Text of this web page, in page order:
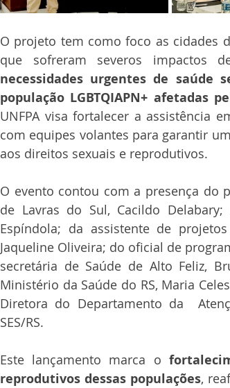
O projeto tem como foco as cidades
que sofreram severos impactos
necessidades urgentes de saúde
população LGBTQIAPN+ afetadas
UNFPA visa fortalecer a assistência
com equipes volantes para garantir
aos direitos sexuais e reprodutivos.
O evento contou com a presença do
de Lavras do Sul, Cacildo Delabary;
Espíndola; da assistente de
Jaqueline Oliveira; do oficial de
secretária de Saúde de Alto Feliz,
Ministério da Saúde do RS, Maria
Diretora do Departamento da
SES/RS.
Este lançamento marca o
reprodutivos dessas populações,